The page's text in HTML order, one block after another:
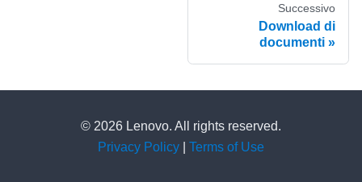
Successivo
Download di
documenti
© 2026 Lenovo. All rights reserved.
Privacy Policy
Terms of Use